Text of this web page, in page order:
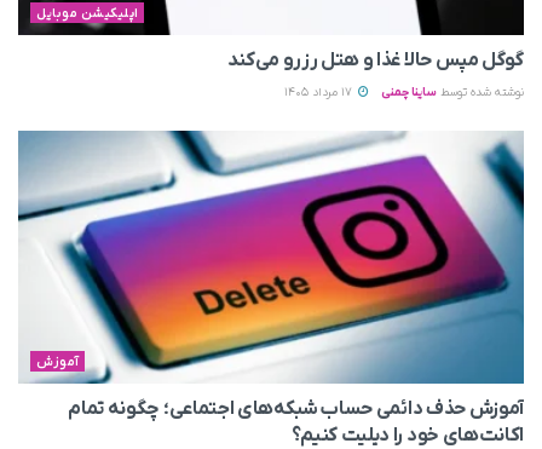
اپلیکیشن موبایل
گوگل مپس حالا غذا و هتل رزرو می‌کند
نوشته شده توسط ساینا چمنی 17 مرداد 1405
آموزش
آموزش حذف دائمی حساب شبکه‌های اجتماعی؛ چگونه تمام
اکانت‌های خود را دیلیت کنیم؟